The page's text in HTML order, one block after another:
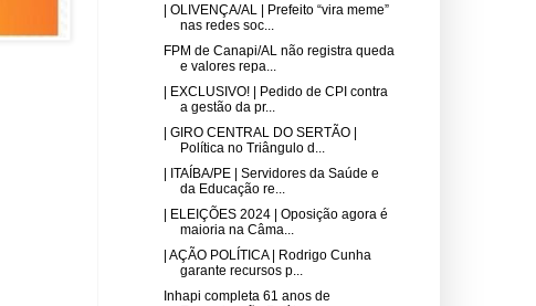
| OLIVENÇA/AL | Prefeito “vira meme”
nas redes soc...
FPM de Canapi/AL não registra queda
e valores repa...
| EXCLUSIVO! | Pedido de CPI contra
a gestão da pr...
| GIRO CENTRAL DO SERTÃO |
Política no Triângulo d...
| ITAÍBA/PE | Servidores da Saúde e
da Educação re...
| ELEIÇÕES 2024 | Oposição agora é
maioria na Câma...
| AÇÃO POLÍTICA | Rodrigo Cunha
garante recursos p...
Inhapi completa 61 anos de